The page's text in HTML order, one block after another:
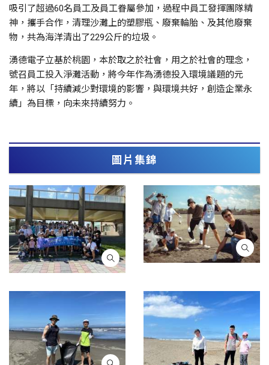
吸引了超過60名員工及員工眷屬參加，過程中員工發揮團隊精
神，攜手合作，清理沙灘上的塑膠瓶、廢棄輪胎、及其他廢棄
物，共為海洋清出了229公斤的垃圾。
湧德電子立基於桃園，本於取之於社會，用之於社會的理念，
號召員工投入淨灘活動，將今年作為湧德投入環境議題的元
年，將以「持續減少對環境的影響，與環境共好，創造企業永
續」為目標，向未來持續努力。
圖片集錦